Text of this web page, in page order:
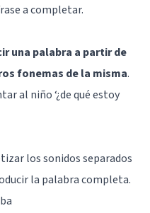
a completar.
una palabra a partir de
fonemas de la misma.
al niño ‘¿de qué estoy
los sonidos separados
la palabra completa.